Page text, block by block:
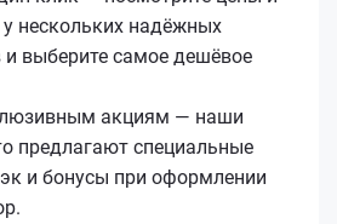
у нескольких надёжных
выберите самое дешёвое
акциям — наши
предлагают специальные
и бонусы при оформлении